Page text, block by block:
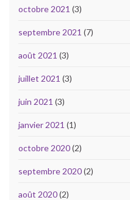
octobre 2021 (3)
septembre 2021 (7)
août 2021 (3)
juillet 2021 (3)
juin 2021 (3)
janvier 2021 (1)
octobre 2020(2)
septembre 2020(2)
août 2020(2)